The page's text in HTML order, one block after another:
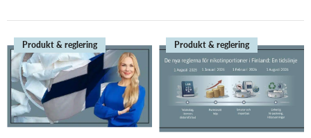
Produkt & reglering Produkt & reglering